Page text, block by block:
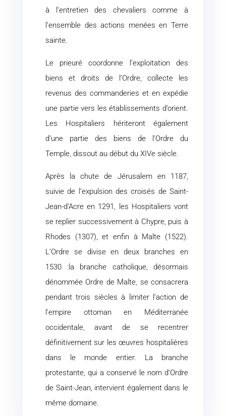
à l’entretien des chevaliers comme à
l’ensemble des actions menées en Terre
sainte.
Le prieuré coordonne l’exploitation des
biens et droits de l’Ordre, collecte les
revenus des commanderies et en expédie
une partie vers les établissements d’orient.
Les Hospitaliers hériteront également
d’une partie des biens de l’Ordre du
Temple, dissout au début du XIVe siècle.
Après la chute de Jérusalem en 1187,
suivie de l’expulsion des croisés de Saint-
Jean-d’Acre en 1291, les Hospitaliers vont
se replier successivement à Chypre, puis à
Rhodes (1307), et enfin à Malte (1522).
L’Ordre se divise en deux branches en
1530 :la branche catholique, désormais
dénommée Ordre de Malte, se consacrera
pendant trois siècles à limiter l’action de
l’empire ottoman en Méditerranée
occidentale, avant de se recentrer
définitivement sur les œuvres hospitalières
dans le monde entier. La branche
protestante, qui a conservé le nom d’Ordre
de Saint-Jean, intervient également dans le
même domaine.